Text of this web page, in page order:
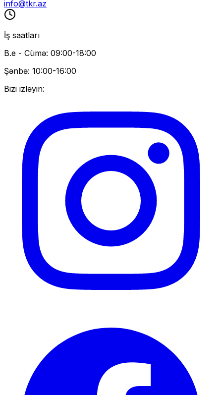
info@tkr.az
İş saatları
B.e - Cümə: 09:00-18:00
Şənbə: 10:00-16:00
Bizi izləyin: